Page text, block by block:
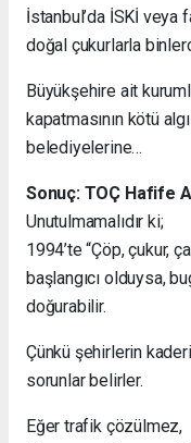
İstanbul’da İSKİ veya
doğal çukurlarla
Büyükşehire ait
kapatmasının kötü
belediyelerine…
Sonuç: TOÇ Hafife
Unutulmamalıdır ki;
1994’te “Çöp, çukur,
başlangıcı olduysa,
doğurabilir.
Çünkü şehirlerin
sorunlar belirler.
Eğer trafik çözülmez,